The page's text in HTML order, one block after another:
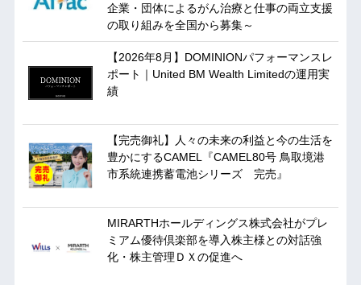
企業・団体によるがん治療と仕事の両立支援
の取り組みを全国から募集～
【2026年8月】DOMINIONパフォーマンスレ
ポート｜United BM Wealth Limitedの運用実
績
【完売御礼】人々の未来の利益と今の生活を
豊かにするCAMEL『CAMEL80号 鳥取境港
市系統連携蓄電池シリーズ 完売』
MIRARTHホールディングス株式会社がプレ
ミアム優待倶楽部を導入株主様との対話強
化・株主管理ＤＸの促進へ